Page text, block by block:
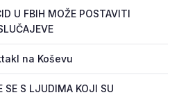
U FBIH MOŽE POSTAVITI
na Koševu
SE S LJUDIMA KOJI SU